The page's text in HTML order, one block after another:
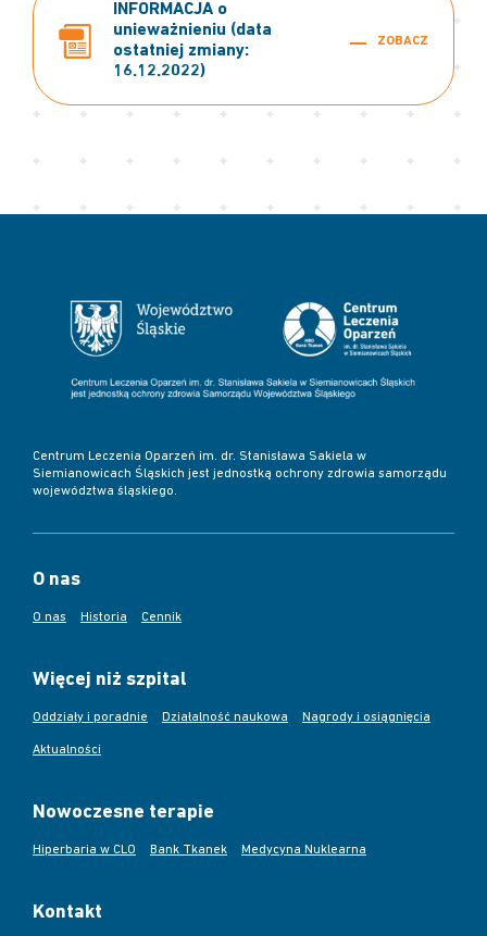
INFORMACJA o
unieważnieniu (data
ostatniej zmiany:
16.12.2022)
ZOBACZ
Centrum Leczenia Oparzeń im. dr. Stanisława Sakiela w
Siemianowicach Śląskich jest jednostką ochrony zdrowia samorządu
województwa śląskiego.
O nas
O nas Historia Cennik
Więcej niż szpital
Oddziały i poradnie Działalność naukowa Nagrody i osiągnięcia
Aktualności
Nowoczesne terapie
Hiperbaria w CLO Bank Tkanek Medycyna Nuklearna
Kontakt